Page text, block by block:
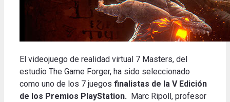
El videojuego de realidad virtual 7 Masters, del
estudio The Game Forger, ha sido seleccionado
como uno de los 7 juegos finalistas de la V Edición
de los Premios PlayStation. Marc Ripoll, profesor